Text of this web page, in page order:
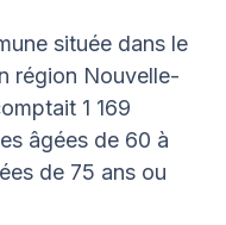
située dans le
région Nouvelle-
1 169
âgées de 60 à
de 75 ans ou